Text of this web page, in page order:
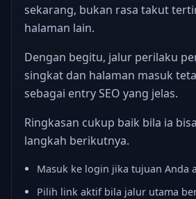
sekarang, bukan rasa takut
halaman lain.
Dengan begitu, jalur perilaku
singkat dan halaman masuk
sebagai entry SEO yang jelas.
Ringkasan cukup baik bila ia
langkah berikutnya.
Masuk ke login jika tujuan Anda
Pilih link aktif bila jalur utama